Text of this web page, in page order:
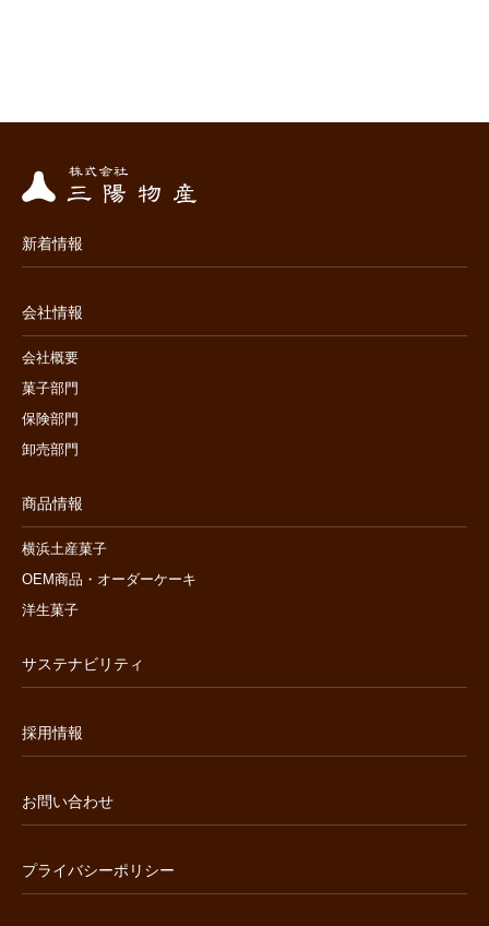
新着情報
会社情報
会社概要
菓子部門
保険部門
卸売部門
商品情報
横浜土産菓子
OEM商品・オーダーケーキ
洋生菓子
サステナビリティ
採用情報
お問い合わせ
プライバシーポリシー